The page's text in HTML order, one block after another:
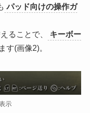
パッド向けの操作ガ
ることで、
キーボー
す(画像2)。
示